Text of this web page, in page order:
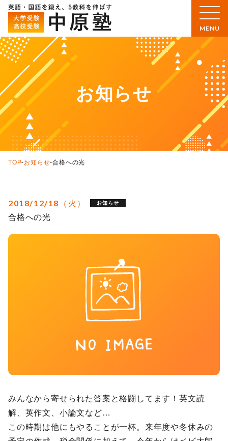
お知らせ
TOP-お知らせ-合格への光
2018/12/18（火） お知らせ
合格への光
みんなから寄せられた答案と格闘してます！英文読
解、英作文、小論文など…
この時期は他にもやることが一杯。来年度や冬休みの